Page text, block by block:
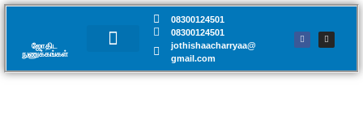
ஜோதிட
நுணுக்கங்கள்​
08300124501
08300124501
jothishaacharryaa@
gmail.com